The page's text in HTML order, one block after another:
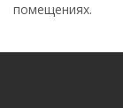
помещениях.